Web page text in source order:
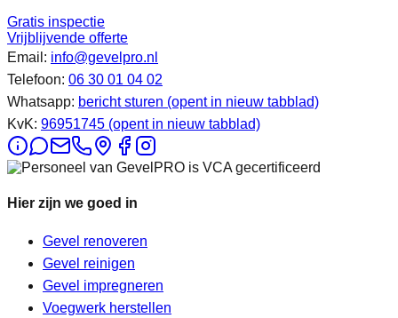
Gratis inspectie
Vrijblijvende offerte
Email: info@gevelpro.nl
Telefoon: 06 30 01 04 02
Whatsapp: bericht sturen (opent in nieuw tabblad)
KvK: 96951745 (opent in nieuw tabblad)
Hier zijn we goed in
Gevel renoveren
Gevel reinigen
Gevel impregneren
Voegwerk herstellen